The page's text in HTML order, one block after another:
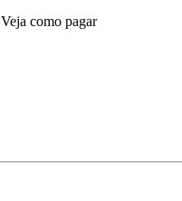
Veja como pagar